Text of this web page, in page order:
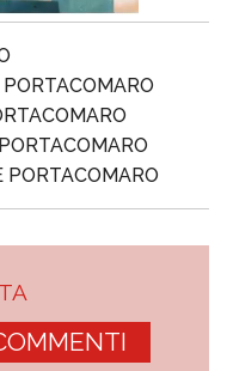
PORTACOMARO